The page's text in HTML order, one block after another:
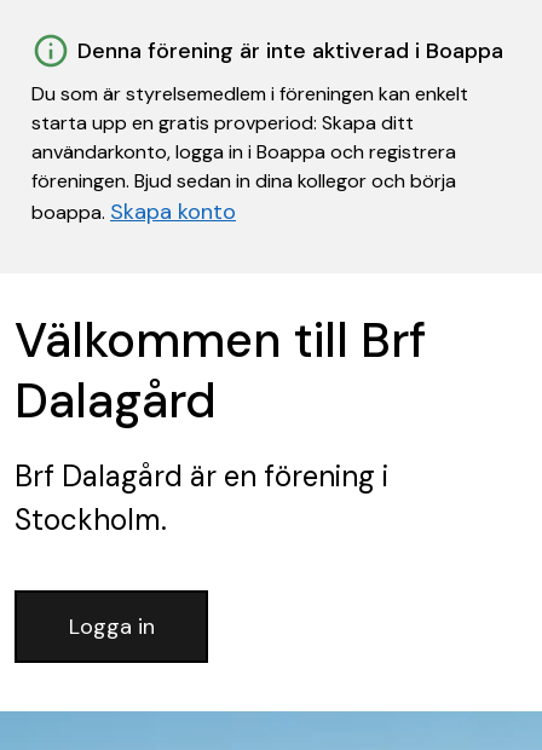
Denna förening är inte aktiverad i Boappa
Du som är styrelsemedlem i föreningen kan enkelt
starta upp en gratis provperiod: Skapa ditt
användarkonto, logga in i Boappa och registrera
föreningen. Bjud sedan in dina kollegor och börja
boappa. Skapa konto
Välkommen till Brf
Dalagård
Brf Dalagård är en förening i
Stockholm.
Logga in